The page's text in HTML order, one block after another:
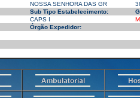
NOSSA SENHORA DAS GR
Sub Tipo Estabelecimento:
CAPS I
Órgão Expedidor: